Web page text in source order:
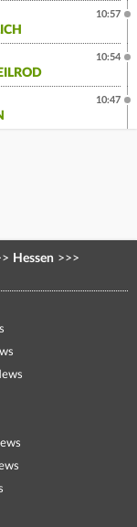
10:57
10:54
10:47
Hessen >>>